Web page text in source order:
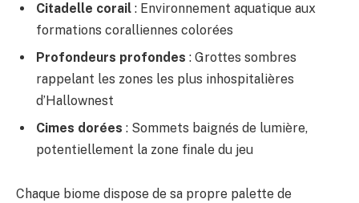
Citadelle corail : Environnement aquatique aux
formations coralliennes colorées
Profondeurs profondes : Grottes sombres
rappelant les zones les plus inhospitalières
d’Hallownest
Cimes dorées : Sommets baignés de lumière,
potentiellement la zone finale du jeu
Chaque biome dispose de sa propre palette de